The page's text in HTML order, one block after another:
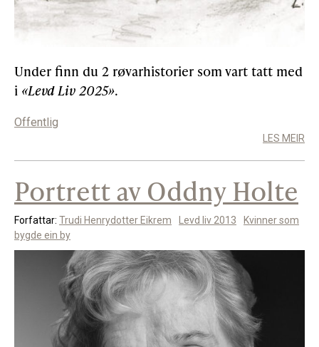
Under finn du 2 røvarhistorier som vart tatt med
i «Levd Liv 2025».
Offentlig
LES MEIR
Portrett av Oddny Holte
Forfattar: Trudi Henrydotter Eikrem Levd liv 2013
Kvinner som
bygde ein by